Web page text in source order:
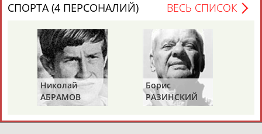
24 персон из 13181
ТАБЛО АКТИВНОСТИ
СПОРТА (4 ПЕРСОНАЛИЙ)
ВЕСЬ СПИСОК
Николай
АБРАМОВ
Борис
РАЗИНСКИЙ